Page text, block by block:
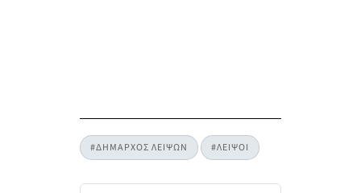
#ΔΗΜΑΡΧΟΣ ΛΕΙΨΩΝ #ΛΕΙΨΟΙ